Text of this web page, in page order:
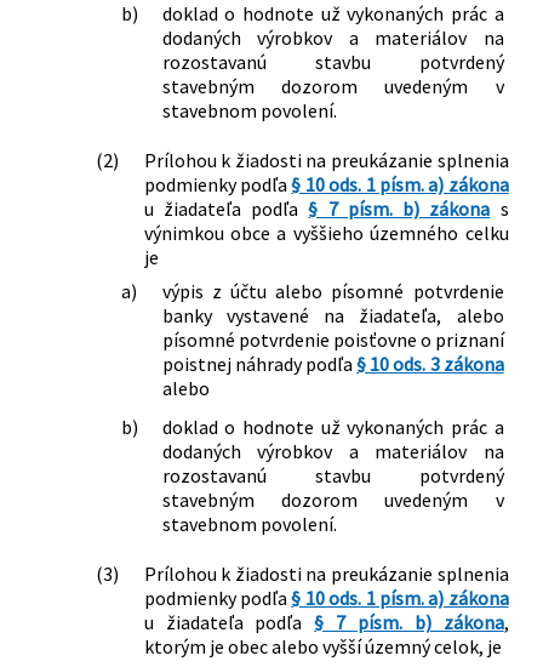
b)
doklad o hodnote už vykonaných prác a
dodaných výrobkov a materiálov na
rozostavanú stavbu potvrdený
stavebným dozorom uvedeným v
stavebnom povolení.
(2)
Prílohou k žiadosti na preukázanie splnenia
podmienky podľa§ 10 ods. 1 písm. a) zákona
u žiadateľa podľa§ 7 písm. b) zákona s
výnimkou obce a vyššieho územného celku
je
a)
výpis z účtu alebo písomné potvrdenie
banky vystavené na žiadateľa, alebo
písomné potvrdenie poisťovne o priznaní
poistnej náhrady podľa§ 10 ods. 3 zákona
alebo
b)
doklad o hodnote už vykonaných prác a
dodaných výrobkov a materiálov na
rozostavanú stavbu potvrdený
stavebným dozorom uvedeným v
stavebnom povolení.
(3)
Prílohou k žiadosti na preukázanie splnenia
podmienky podľa§ 10 ods. 1 písm. a) zákona
u žiadateľa podľa§ 7 písm. b) zákona,
ktorým je obec alebo vyšší územný celok, je